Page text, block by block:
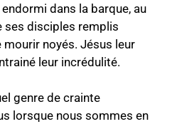
dans la barque, au
ses disciples remplis
mourir noyés. Jésus leur
leur incrédulité.
genre de crainte
lorsque nous sommes en